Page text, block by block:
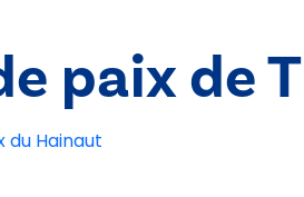
paix de
du Hainaut